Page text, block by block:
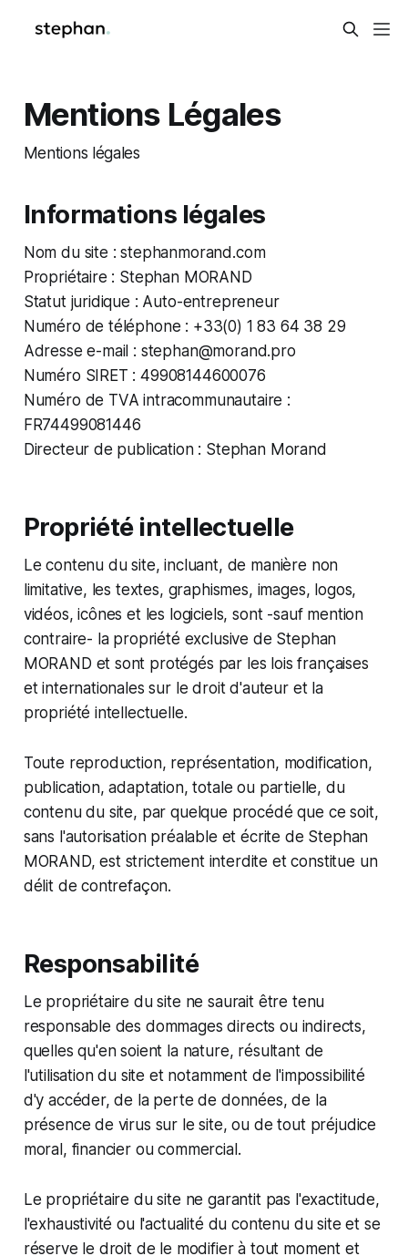
Mentions Légales
Mentions légales
Informations légales
Nom du site : stephanmorand.com
Propriétaire : Stephan MORAND
Statut juridique : Auto-entrepreneur
Numéro de téléphone : +33(0) 1 83 64 38 29
Adresse e-mail : stephan@morand.pro
Numéro SIRET : 49908144600076
Numéro de TVA intracommunautaire :
FR74499081446
Directeur de publication : Stephan Morand
Propriété intellectuelle
Le contenu du site, incluant, de manière non
limitative, les textes, graphismes, images, logos,
vidéos, icônes et les logiciels, sont -sauf mention
contraire- la propriété exclusive de Stephan
MORAND et sont protégés par les lois françaises
et internationales sur le droit d'auteur et la
propriété intellectuelle.
Toute reproduction, représentation, modification,
publication, adaptation, totale ou partielle, du
contenu du site, par quelque procédé que ce soit,
sans l'autorisation préalable et écrite de Stephan
MORAND, est strictement interdite et constitue un
délit de contrefaçon.
Responsabilité
Le propriétaire du site ne saurait être tenu
responsable des dommages directs ou indirects,
quelles qu'en soient la nature, résultant de
l'utilisation du site et notamment de l'impossibilité
d'y accéder, de la perte de données, de la
présence de virus sur le site, ou de tout préjudice
moral, financier ou commercial.
Le propriétaire du site ne garantit pas l'exactitude,
l'exhaustivité ou l'actualité du contenu du site et se
réserve le droit de le modifier à tout moment et